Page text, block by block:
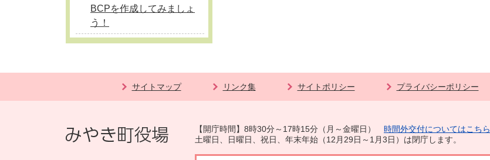
BCPを作成してみましょ
う！
サイトマップ リンク集 サイトポリシー プライバシーポリシー
【開庁時間】8時30分～17時15分（月～金曜日） 時間外交付についてはこちら
土曜日、日曜日、祝日、年末年始（12月29日～1月3日）は閉庁します。